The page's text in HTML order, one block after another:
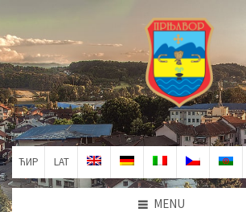
ЋИР LAT
MENU